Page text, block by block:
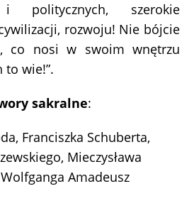
i politycznych, szerokie
rozwoju! Nie bójcie
co nosi w swoim wnętrzu
to wie!”.
sakralne:
Franciszka Schuberta,
Mieczysława
Amadeusz